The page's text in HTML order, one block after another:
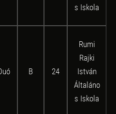
s Iskola
B 24
Rumi
Rajki
István
Általáno
s Iskola